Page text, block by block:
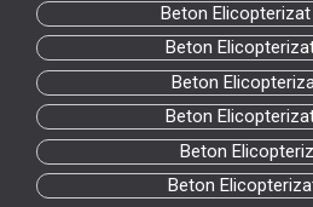
Beton
Beton
Beton
Beton
Beton
Beton